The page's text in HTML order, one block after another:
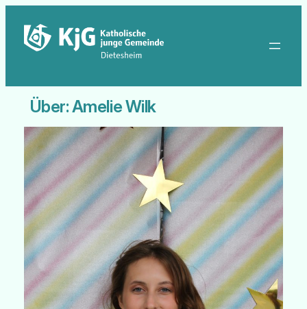
Inhalt
springen
Über: Amelie Wilk